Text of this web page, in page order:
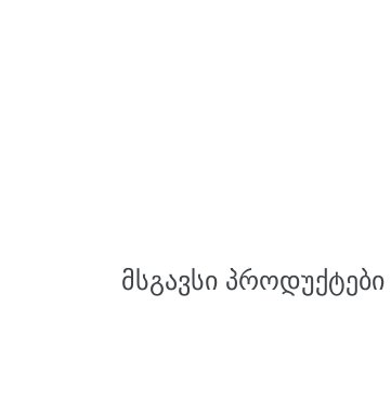
ᲛᲡᲒᲐᲕᲡᲘ ᲞᲠᲝᲓᲣᲥᲢᲔᲑᲘ